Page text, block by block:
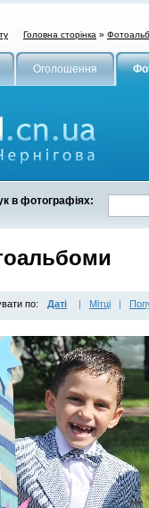
Головна сторінка »
Оголошення
в фотографіях:
по: Даті | Мітці |